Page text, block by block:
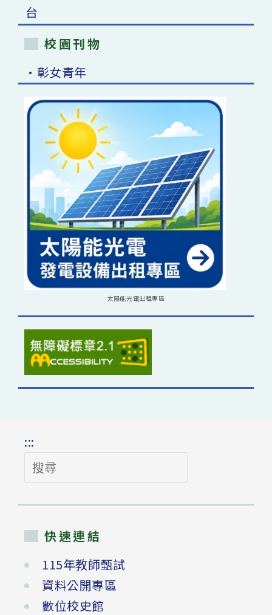
校園刊物
•彰女青年
太陽能光電出租專區
:::
搜
尋
快速連結
115年教師甄試
資料公開專區
數位校史館